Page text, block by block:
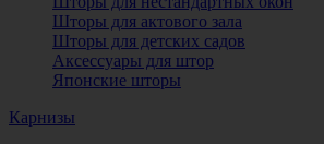
Шторы для актового зала
Шторы для детских садов
Аксессуары для штор
Японские шторы
Карнизы